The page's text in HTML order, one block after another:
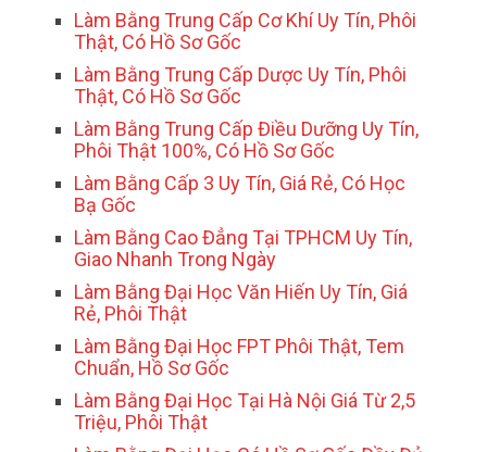
Làm Bằng Trung Cấp Cơ Khí Uy Tín, Phôi
Thật, Có Hồ Sơ Gốc
Làm Bằng Trung Cấp Dược Uy Tín, Phôi
Thật, Có Hồ Sơ Gốc
Làm Bằng Trung Cấp Điều Dưỡng Uy Tín,
Phôi Thật 100%, Có Hồ Sơ Gốc
Làm Bằng Cấp 3 Uy Tín, Giá Rẻ, Có Học
Bạ Gốc
Làm Bằng Cao Đẳng Tại TPHCM Uy Tín,
Giao Nhanh Trong Ngày
Làm Bằng Đại Học Văn Hiến Uy Tín, Giá
Rẻ, Phôi Thật
Làm Bằng Đại Học FPT Phôi Thật, Tem
Chuẩn, Hồ Sơ Gốc
Làm Bằng Đại Học Tại Hà Nội Giá Từ 2,5
Triệu, Phôi Thật